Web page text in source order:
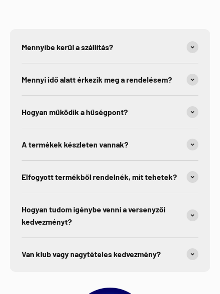
Mennyibe kerül a szállítás?
Mennyi idő alatt érkezik meg a rendelésem?
Hogyan működik a hűségpont?
A termékek készleten vannak?
Elfogyott termékből rendelnék, mit tehetek?
Hogyan tudom igénybe venni a versenyzői
kedvezményt?
Van klub vagy nagytételes kedvezmény?